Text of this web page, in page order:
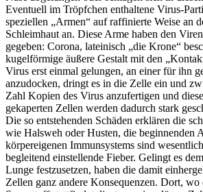
Eventuell im Tröpfchen enthaltene Virus-
speziellen „Armen“ auf raffinierte Weise an
Schleimhaut an. Diese Arme haben den
gegeben: Corona, lateinisch „die Krone“
kugelförmige äußere Gestalt mit den
Virus erst einmal gelungen, an einer für ihn
anzudocken, dringt es in die Zelle ein und
Zahl Kopien des Virus anzufertigen und
gekaperten Zellen werden dadurch stark
Die so entstehenden Schäden erklären die
wie Halsweh oder Husten, die beginnenden
körpereigenen Immunsystems sind
begleitend einstellende Fieber. Gelingt es
Lunge festzusetzen, haben die damit
Zellen ganz andere Konsequenzen. Dort, wo